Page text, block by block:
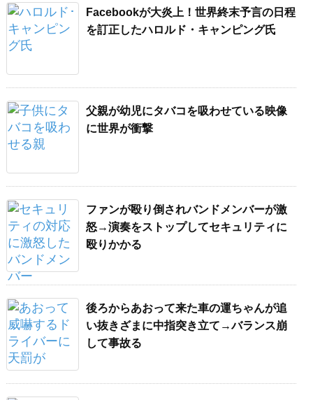
Facebookが大炎上！世界終末予言の日程
を訂正したハロルド・キャンピング氏
父親が幼児にタバコを吸わせている映像
に世界が衝撃
ファンが殴り倒されバンドメンバーが激
怒→演奏をストップしてセキュリティに
殴りかかる
後ろからあおって来た車の運ちゃんが追
い抜きざまに中指突き立て→バランス崩
して事故る